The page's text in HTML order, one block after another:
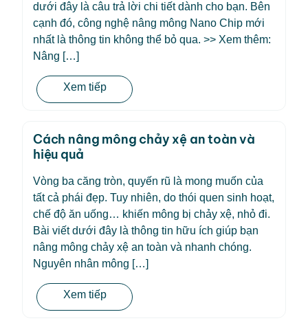
dưới đây là câu trả lời chi tiết dành cho bạn. Bên
cạnh đó, công nghệ nâng mông Nano Chip mới
nhất là thông tin không thể bỏ qua. >> Xem thêm:
Nâng […]
Xem tiếp
Cách nâng mông chảy xệ an toàn và
hiệu quả
Vòng ba căng tròn, quyến rũ là mong muốn của
tất cả phái đẹp. Tuy nhiên, do thói quen sinh hoạt,
chế độ ăn uống… khiến mông bị chảy xệ, nhỏ đi.
Bài viết dưới đây là thông tin hữu ích giúp bạn
nâng mông chảy xệ an toàn và nhanh chóng.
Nguyên nhân mông […]
Xem tiếp